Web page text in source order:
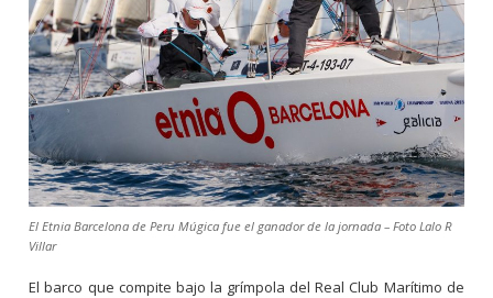
El Etnia Barcelona de Peru Múgica fue el ganador de la jornada – Foto Lalo R
Villar
El barco que compite bajo la grímpola del Real Club Marítimo de